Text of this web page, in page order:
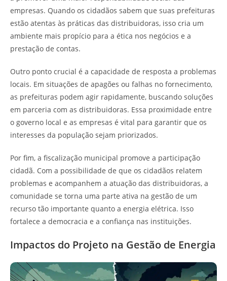
empresas. Quando os cidadãos sabem que suas prefeituras
estão atentas às práticas das distribuidoras, isso cria um
ambiente mais propício para a ética nos negócios e a
prestação de contas.
Outro ponto crucial é a capacidade de resposta a problemas
locais. Em situações de apagões ou falhas no fornecimento,
as prefeituras podem agir rapidamente, buscando soluções
em parceria com as distribuidoras. Essa proximidade entre
o governo local e as empresas é vital para garantir que os
interesses da população sejam priorizados.
Por fim, a fiscalização municipal promove a participação
cidadã. Com a possibilidade de que os cidadãos relatem
problemas e acompanhem a atuação das distribuidoras, a
comunidade se torna uma parte ativa na gestão de um
recurso tão importante quanto a energia elétrica. Isso
fortalece a democracia e a confiança nas instituições.
Impactos do Projeto na Gestão de Energia